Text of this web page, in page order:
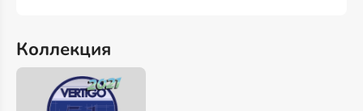
Коллекция